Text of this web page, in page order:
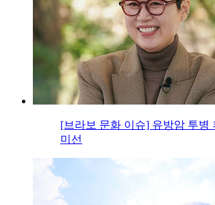
[브라보 문화 이슈] 유방암 투병
미선